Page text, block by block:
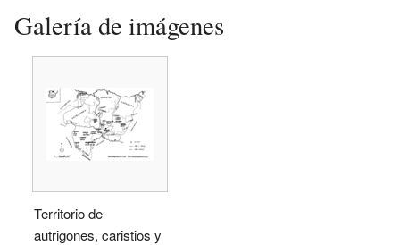
Galería de imágenes
Territorio de
autrigones, caristios y